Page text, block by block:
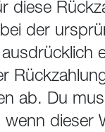
diese
der
ab. Du
dieser